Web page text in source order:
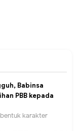
Babinsa
PBB kepada
karakter